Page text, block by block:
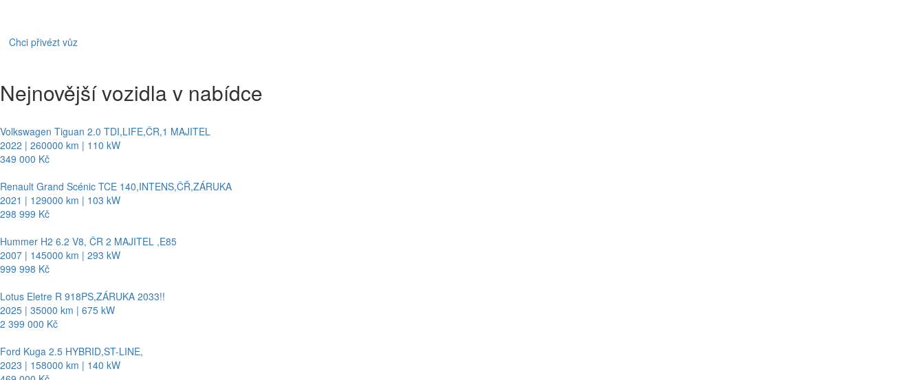
Chci přivézt vůz
Nejnovější vozidla v nabídce
Volkswagen Tiguan 2.0 TDI,LIFE,ČR,1 MAJITEL
2022 | 260000 km | 110 kW
349 000 Kč
Renault Grand Scénic TCE 140,INTENS,ČŘ,ZÁRUKA
2021 | 129000 km | 103 kW
298 999 Kč
Hummer H2 6.2 V8, ČR 2 MAJITEL ,E85
2007 | 145000 km | 293 kW
999 998 Kč
Lotus Eletre R 918PS,ZÁRUKA 2033!!
2025 | 35000 km | 675 kW
2 399 000 Kč
Ford Kuga 2.5 HYBRID,ST-LINE,
2023 | 158000 km | 140 kW